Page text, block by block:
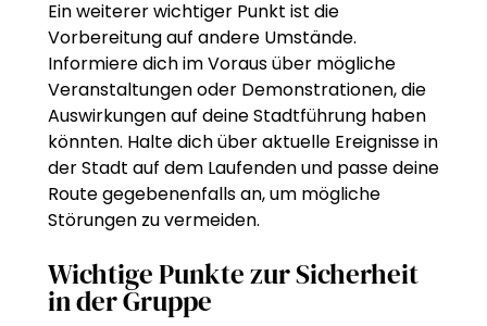
Ein weiterer wichtiger Punkt ist die
Vorbereitung auf andere Umstände.
Informiere dich im Voraus über mögliche
Veranstaltungen oder Demonstrationen, die
Auswirkungen auf deine Stadtführung haben
könnten. Halte dich über aktuelle Ereignisse in
der Stadt auf dem Laufenden und passe deine
Route gegebenenfalls an, um mögliche
Störungen zu vermeiden.
Wichtige Punkte zur Sicherheit
in der Gruppe